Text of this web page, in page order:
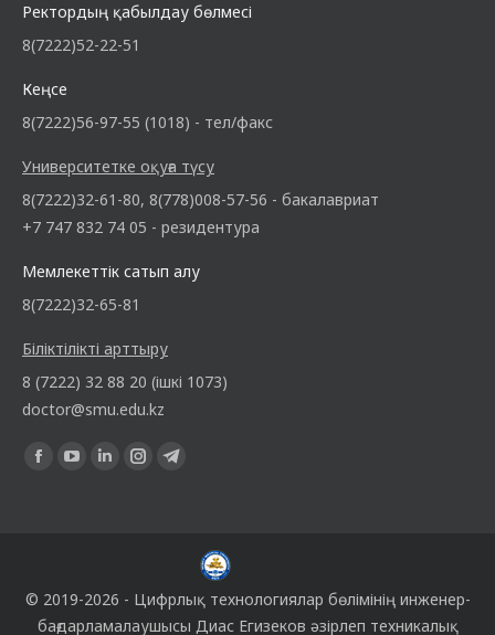
Ректордың қабылдау бөлмесі
8(7222)52-22-51
Кеңсе
8(7222)56-97-55 (1018) - тел/факс
Университетке оқуға түсу
8(7222)32-61-80, 8(778)008-57-56 - бакалавриат
+7 747 832 74 05 - резидентура
Мемлекеттік сатып алу
8(7222)32-65-81
Біліктілікті арттыру
8 (7222) 32 88 20 (ішкі 1073)
doctor@smu.edu.kz
Find us on:
© 2019-2026 - Цифрлық технологиялар бөлімініңинженер-
бағдарламалаушысы Диас Егизеков әзірлеп техникалық